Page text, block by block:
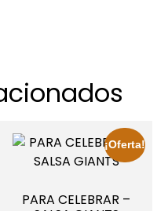
¡Oferta!
PARA CELEBRAR –